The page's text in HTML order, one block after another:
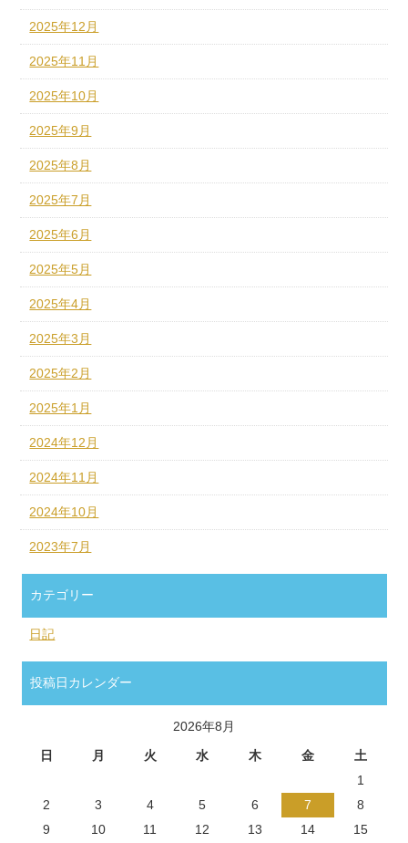
2025年12月
2025年11月
2025年10月
2025年9月
2025年8月
2025年7月
2025年6月
2025年5月
2025年4月
2025年3月
2025年2月
2025年1月
2024年12月
2024年11月
2024年10月
2023年7月
カテゴリー
日記
投稿日カレンダー
2026年8月
日
月 火 水 木 金
土
1
2
3 4 5 6 7
8
9
10 11 12 13 14 15